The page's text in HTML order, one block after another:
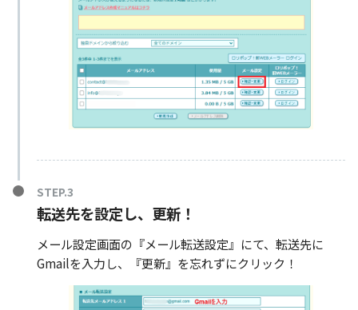
転送先を設定し、更新！
メール設定画面の『メール転送設定』にて、転送先に
Gmailを入力し、『更新』を忘れずにクリック！